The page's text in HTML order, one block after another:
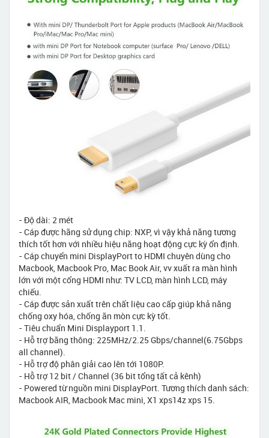
- Độ dài: 2 mét
- Cáp được hãng sử dụng chip: NXP, vì vậy khả năng tương
thích tốt hơn với nhiều hiệu năng hoạt động cực kỳ ổn định.
- Cáp chuyển mini DisplayPort to HDMI chuyên dùng cho
Macbook, Macbook Pro, Mac Book Air, vv xuất ra màn hình
lớn với một cổng HDMI như: TV LCD, màn hình LCD, máy
chiếu.
- Cáp được sản xuất trên chất liệu cao cấp giúp khả năng
chống oxy hóa, chống ăn mòn cực kỳ tốt.
- Tiêu chuẩn Mini Displayport 1.1.
- Hỗ trợ băng thông: 225MHz/2.25 Gbps/channel(6.75Gbps
all channel).
- Hỗ trợ độ phân giải cao lên tới 1080P.
- Hỗ trợ 12 bit / Channel (36 bit tổng tất cả kênh)
- Powered từ nguồn mini DisplayPort. Tương thích danh sách:
Macbook AIR, Macbook Mac mini, X1 xps14z xps 15.